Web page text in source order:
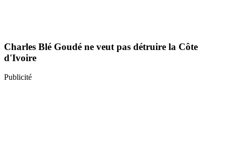
Charles Blé Goudé ne veut pas détruire la Côte
d'Ivoire
Publicité